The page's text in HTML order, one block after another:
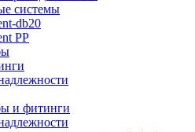
системы
db20
PP
и фитинги